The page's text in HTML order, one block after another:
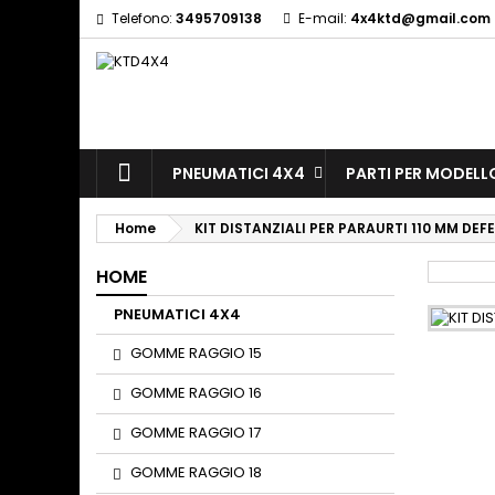
Telefono: 3495709138 E-mail: 4x4ktd@gmail.com
PNEUMATICI 4X4 PARTI PER
Home KIT DISTANZIALI PER PARAURTI 110 MM
HOME
PNEUMATICI 4X4
GOMME RAGGIO 15
GOMME RAGGIO 16
GOMME RAGGIO 17
GOMME RAGGIO 18